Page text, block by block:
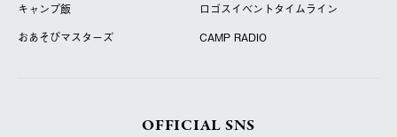
キャンプ飯
ロゴスイベントタイムライン
おあそびマスターズ
CAMP RADIO
OFFICIAL SNS